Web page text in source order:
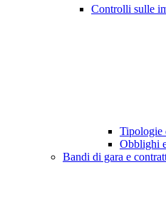
Controlli sulle
Tipologie
Obblighi
Bandi di gara e